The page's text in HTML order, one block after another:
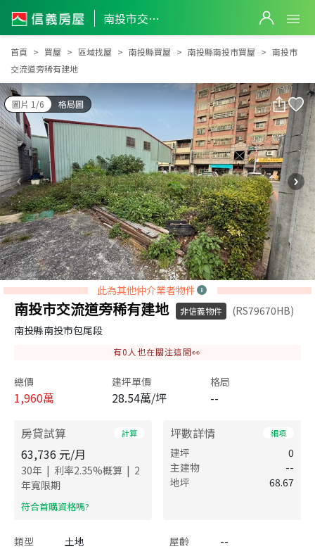
南投市交流道旁稀有建地
南投市交流道旁稀有建地
首頁 買屋 區域找屋 南投縣買屋 南投縣南投市買屋
南投市
交流道旁稀有建地
圖片 1/6 格局圖
此為其他仲介業者物件
南投市交流道旁稀有建地 非信義物件
(RS79670HB)
南投縣南投市包尾段
有0 人也在關注這間👀
總價
1,960萬
建坪單價
28.54萬/坪
格局
--
房貸試算 計算
63,736 元/月
30年 | 利率2.35%概算 | 2
年寬限期
​符合首購資格嗎?
坪數詳情 細項
建坪
0
主建物
--
地坪
68.67
類型 土地 屋齡
--